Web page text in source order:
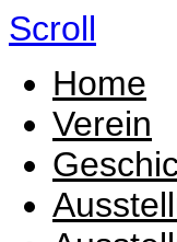
Scroll
Home
Verein